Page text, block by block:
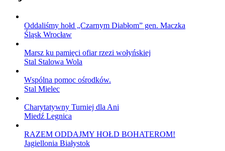
Oddaliśmy hołd „Czarnym Diabłom” gen. Maczka
Śląsk Wrocław
Marsz ku pamięci ofiar rzezi wołyńskiej
Stal Stalowa Wola
Wspólna pomoc ośrodków.
Stal Mielec
Charytatywny Turniej dla Ani
Miedź Legnica
RAZEM ODDAJMY HOŁD BOHATEROM!
Jagiellonia Białystok